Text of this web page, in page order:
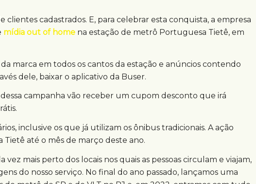
clientes cadastrados. E, para celebrar esta conquista, a empresa
mídia out of home na estação de metrô Portuguesa Tietê, em
marca em todos os cantos da estação e anúncios contendo
dele, baixar o aplicativo da Buser.
campanha vão receber um cupom desconto que irá
inclusive os que já utilizam os ônibus tradicionais. A ação
até o mês de março deste ano.
vez mais perto dos locais nos quais as pessoas circulam e viajam,
do nosso serviço. No final do ano passado, lançamos uma